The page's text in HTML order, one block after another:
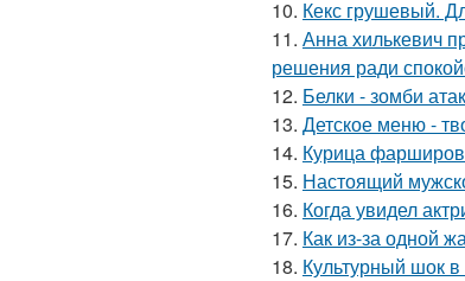
10. Кекс грушевый.
11. Анна хилькевич
решения ради
12. Белки - зомби
13. Детское меню -
14. Курица
15. Настоящий
16. Когда увидел
17. Как из-за одной
18. Культурный шок